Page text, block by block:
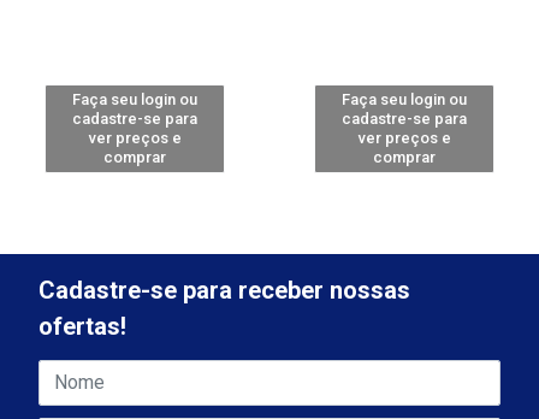
Faça seu login ou
cadastre-se para
ver preços e
comprar
Faça seu login ou
cadastre-se para
ver preços e
comprar
Cadastre-se para receber nossas
ofertas!